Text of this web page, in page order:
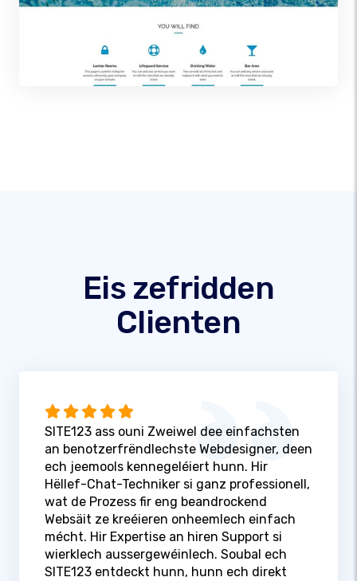
Eis zefridden
Clienten
SITE123 ass ouni Zweiwel dee einfachsten
an benotzerfrëndlechste Webdesigner, deen
ech jeemools kennegeléiert hunn. Hir
Hëllef-Chat-Techniker si ganz professionell,
wat de Prozess fir eng beandrockend
Websäit ze kreéieren onheemlech einfach
mécht. Hir Expertise an hiren Support si
wierklech aussergewéinlech. Soubal ech
SITE123 entdeckt hunn, hunn ech direkt